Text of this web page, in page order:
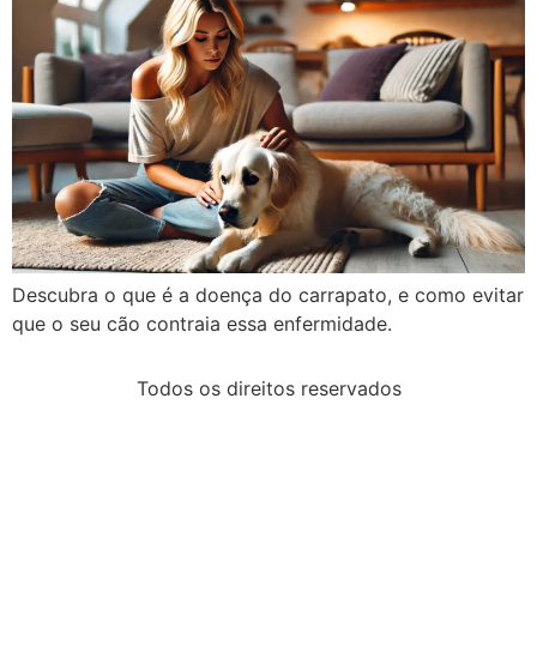
Descubra o que é a doença do carrapato, e como evitar
que o seu cão contraia essa enfermidade.
Todos os direitos reservados